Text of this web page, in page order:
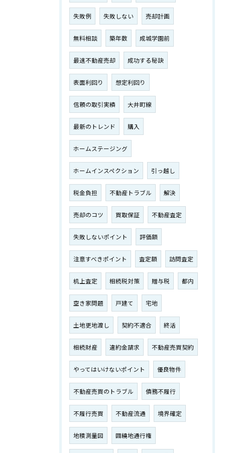
失敗例 失敗しない 売却計画
無料相談 築年数 成城学園前
最速不動産売却 成功する秘訣
表面利回り 想定利回り
信頼の取引実績 大井町線
最新のトレンド 購入
ホームステージング
ホームインスペクション 引っ越し
税金負担 不動産トラブル 解決
売却のコツ 買取保証 不動産査定
失敗しないポイント 評価額
注意すべきポイント 査定額 訪問査定
机上査定 相続税対策 贈与税 都内
空き家問題 戸建て 宅地
土地更地渡し 契約不適合 終活
相続財産 違約金請求 不動産売買契約
やってはいけないポイント 優良物件
不動産売買のトラブル 債務不履行
不履行売買 不動産流通 境界確定
地積測量図 囲繞地通行権